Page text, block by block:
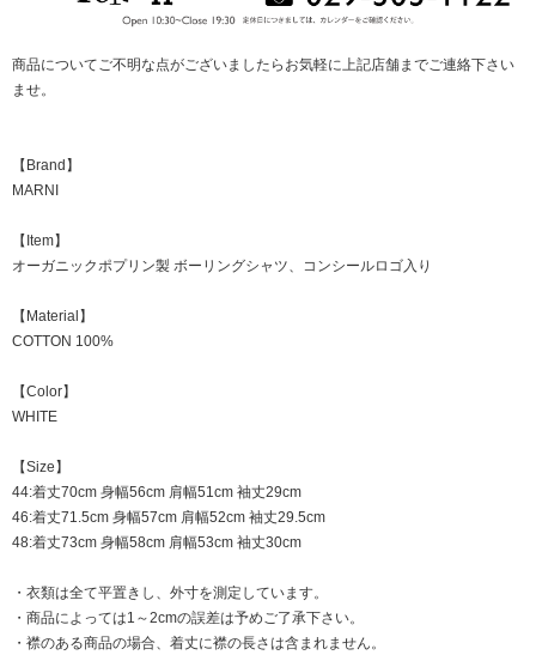
商品についてご不明な点がございましたらお気軽に上記店舗までご連絡下さい
ませ。
【Brand】
MARNI
【Item】
オーガニックポプリン製 ボーリングシャツ、コンシールロゴ入り
【Material】
COTTON 100%
【Color】
WHITE
【Size】
44:着丈70cm 身幅56cm 肩幅51cm 袖丈29cm
46:着丈71.5cm 身幅57cm 肩幅52cm 袖丈29.5cm
48:着丈73cm 身幅58cm 肩幅53cm 袖丈30cm
・衣類は全て平置きし、外寸を測定しています。
・商品によっては1～2cmの誤差は予めご了承下さい。
・襟のある商品の場合、着丈に襟の長さは含まれません。